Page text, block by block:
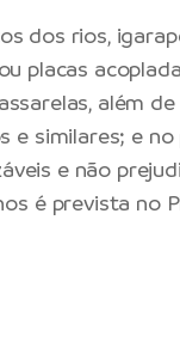
dos rios,
placas
além
similares; e no
e não
é prevista no